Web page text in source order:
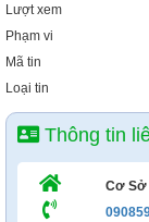
Lượt xem
Phạm vi
Mã tin
Loại tin
Thông tin
Cơ Sở